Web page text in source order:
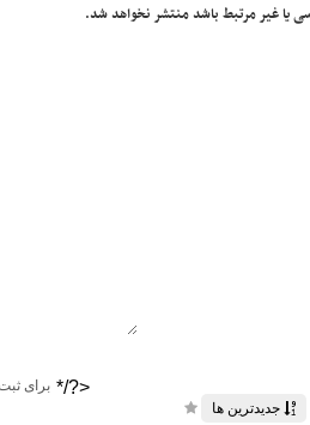
یا غیر مرتبط باشد منتشر نخواهد شد.